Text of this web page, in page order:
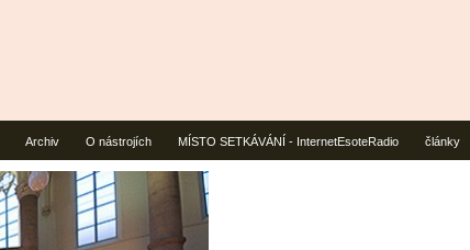
Archiv O nástrojích MÍSTO SETKÁVÁNÍ - InternetEsoteRadio články